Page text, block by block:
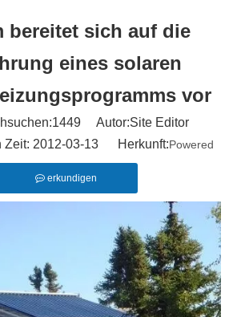
bereitet sich auf die
eines solaren
vor
1449 Autor:Site Editor
Zeit: 2012-03-13 Herkunft:Powered
erkundigen